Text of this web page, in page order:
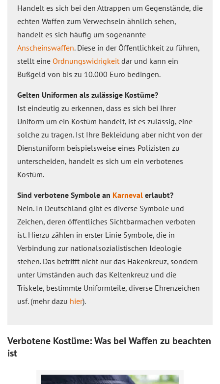
Handelt es sich bei den Attrappen um Gegenstände, die
echten Waffen zum Verwechseln ähnlich sehen,
handelt es sich häufig um sogenannte
Anscheinswaffen. Diese in der Öffentlichkeit zu führen,
stellt eine Ordnungswidrigkeitdar und kann ein
Bußgeld von bis zu 10.000 Euro bedingen.
Gelten Uniformen als zulässige Kostüme?
Ist eindeutig zu erkennen, dass es sich bei Ihrer
Uniform um ein Kostüm handelt, ist es zulässig, eine
solche zu tragen. Ist Ihre Bekleidung aber nicht von der
Dienstuniform beispielsweise eines Polizisten zu
unterscheiden, handelt es sich um ein verbotenes
Kostüm.
Sind verbotene Symbole an Karneval erlaubt?
Nein. In Deutschland gibt es diverse Symbole und
Zeichen, deren öffentliches Sichtbarmachen verboten
ist. Hierzu zählen in erster Linie Symbole, die in
Verbindung zur nationalsozialistischen Ideologie
stehen. Das betrifft nicht nur das Hakenkreuz, sondern
unter Umständen auch das Keltenkreuz und die
Triskele, bestimmte Uniformteile, diverse Ehrenzeichen
usf. (mehr dazu hier).
Verbotene Kostüme: Was bei Waffen zu beachten
ist